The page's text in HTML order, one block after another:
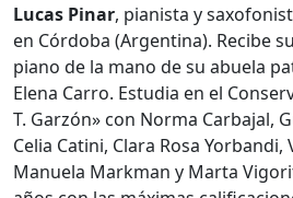
Lucas Pinar, pianista y
en Córdoba (Argentina). Recibe
piano de la mano de su abuela
Elena Carro. Estudia en el
T. Garzón» con Norma Carbajal,
Celia Catini, Clara Rosa Yorbandi,
Manuela Markman y Marta